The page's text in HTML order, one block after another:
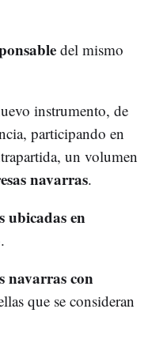
del mismo
instrumento, de
participando en
un volumen
navarras.
ubicadas en
navarras con
que se consideran